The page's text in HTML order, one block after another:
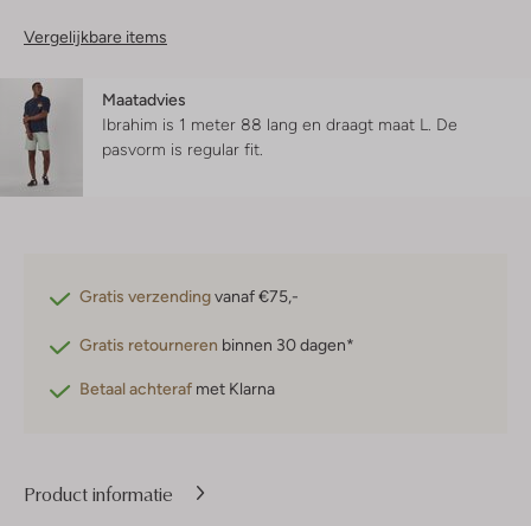
Vergelijkbare items
Maatadvies
Ibrahim is 1 meter 88 lang en draagt maat L. De
pasvorm is regular fit
Gratis verzendingvanaf €75,-
Gratis retourneren binnen 30 dagen*
Betaal achteraf met Klarna
Product informatie